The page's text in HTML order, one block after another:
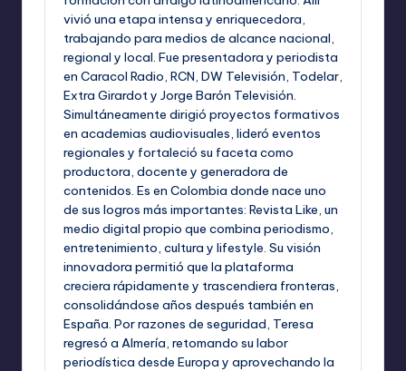
vivió una etapa intensa y enriquecedora,
trabajando para medios de alcance nacional,
regional y local. Fue presentadora y periodista
en Caracol Radio, RCN, DW Televisión, Todelar,
Extra Girardot y Jorge Barón Televisión.
Simultáneamente dirigió proyectos formativos
en academias audiovisuales, lideró eventos
regionales y fortaleció su faceta como
productora, docente y generadora de
contenidos. Es en Colombia donde nace uno
de sus logros más importantes: Revista Like, un
medio digital propio que combina periodismo,
entretenimiento, cultura y lifestyle. Su visión
innovadora permitió que la plataforma
creciera rápidamente y trascendiera fronteras,
consolidándose años después también en
España. Por razones de seguridad, Teresa
regresó a Almería, retomando su labor
periodística desde Europa y aprovechando la